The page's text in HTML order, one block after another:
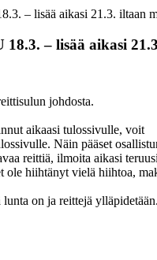
– lisää aikasi 21.3. iltaan
– lisää aikasi
johdosta.
aikaasi tulossivulle, voit
Näin pääset
reittiä, ilmoita aikasi
ole hiihtänyt vielä hiihtoa,
on ja reittejä ylläpidetään.